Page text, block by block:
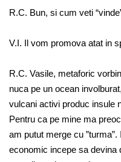
R.C. Bun, si cum veti
V.I. Il vom promova atat in
R.C. Vasile, metaforic
nuca pe un ocean
vulcani activi produc insule
Pentru ca pe mine ma
am putut merge cu
economic incepe sa devina